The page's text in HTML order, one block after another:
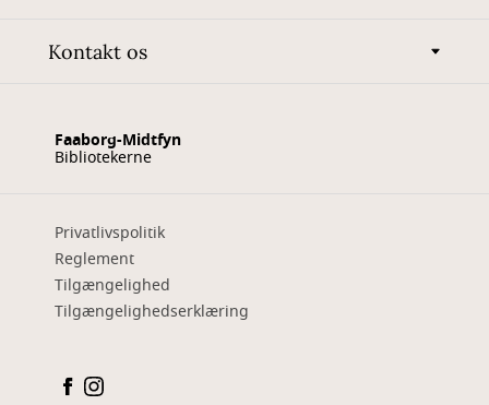
Kontakt os
Faaborg-Midtfyn
Bibliotekerne
Privatlivspolitik
Reglement
Tilgængelighed
Tilgængelighedserklæring